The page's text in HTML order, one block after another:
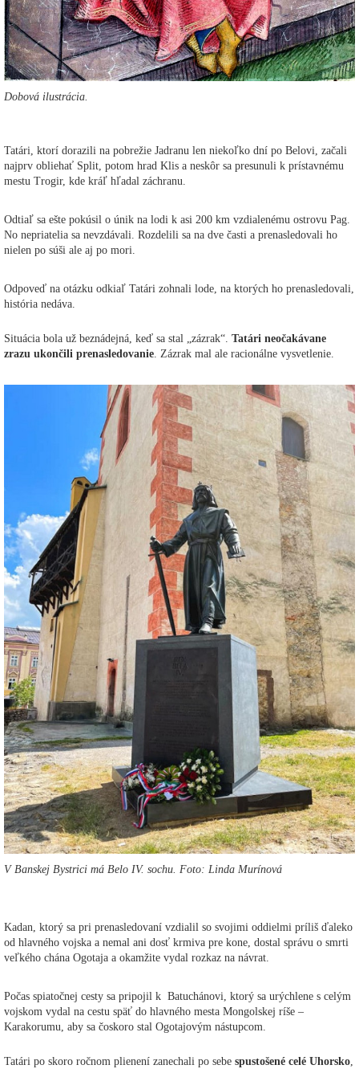
Dobová ilustrácia.
Tatári, ktorí dorazili na pobrežie Jadranu len niekoľko dní po Belovi, začali
najprv obliehať Split, potom hrad Klis a neskôr sa presunuli k prístavnému
mestu Trogir, kde kráľ hľadal záchranu.
Odtiaľ sa ešte pokúsil o únik na lodi k asi 200 km vzdialenému ostrovu Pag.
No nepriatelia sa nevzdávali. Rozdelili sa na dve časti a prenasledovali ho
nielen po súši ale aj po mori.
Odpoveď na otázku odkiaľ Tatári zohnali lode, na ktorých ho prenasledovali,
história nedáva.
Situácia bola už beznádejná, keď sa stal „zázrak“. Tatári neočakávane
zrazu ukončili prenasledovanie . Zázrak mal ale racionálne vysvetlenie.
V Banskej Bystrici má Belo IV. sochu. Foto: Linda Murínová
Kadan, ktorý sa pri prenasledovaní vzdialil so svojimi oddielmi príliš ďaleko
od hlavného vojska a nemal ani dosť krmiva pre kone, dostal správu o smrti
veľkého chána Ogotaja a okamžite vydal rozkaz na návrat.
Počas spiatočnej cesty sa pripojil k Batuchánovi, ktorý sa urýchlene s celým
vojskom vydal na cestu späť do hlavného mesta Mongolskej ríše –
Karakorumu, aby sa čoskoro stal Ogotajovým nástupcom.
Tatári po skoro ročnom plienení zanechali po sebe spustošené celé Uhorsko